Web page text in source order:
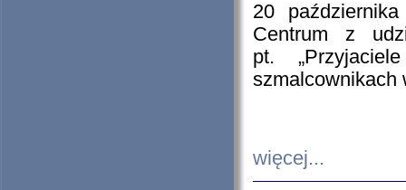
20
Centrum z
pt.
szmalcownikach
więcej...